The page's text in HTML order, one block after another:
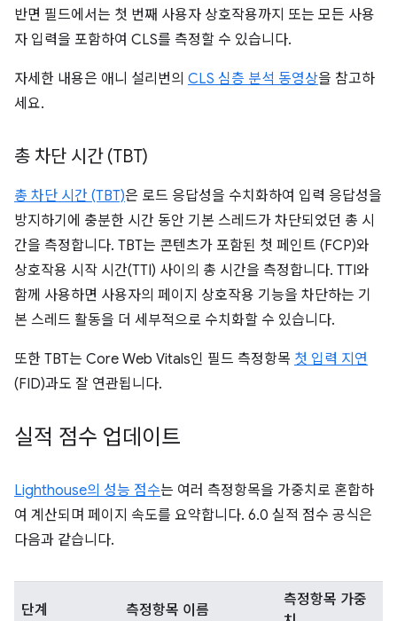
반면 필드에서는 첫 번째 사용자 상호작용까지 또는 모든 사용
자 입력을 포함하여 CLS를 측정할 수 있습니다.
자세한 내용은 애니 설리번의 CLS 심층 분석 동영상을 참고하
세요.
총 차단 시간 (TBT)
총 차단 시간 (TBT)은 로드 응답성을 수치화하여 입력 응답성을
방지하기에 충분한 시간 동안 기본 스레드가 차단되었던 총 시
간을 측정합니다. TBT는 콘텐츠가 포함된 첫 페인트 (FCP)와
상호작용 시작 시간(TTI) 사이의 총 시간을 측정합니다. TTI와
함께 사용하면 사용자의 페이지 상호작용 기능을 차단하는 기
본 스레드 활동을 더 세부적으로 수치화할 수 있습니다.
또한 TBT는 Core Web Vitals인 필드 측정항목 첫 입력 지연
(FID)과도 잘 연관됩니다.
실적 점수 업데이트
Lighthouse의 성능 점수는 여러 측정항목을 가중치로 혼합하
여 계산되며 페이지 속도를 요약합니다. 6.0 실적 점수 공식은
다음과 같습니다.
단계 측정항목 이름
측정항목 가중